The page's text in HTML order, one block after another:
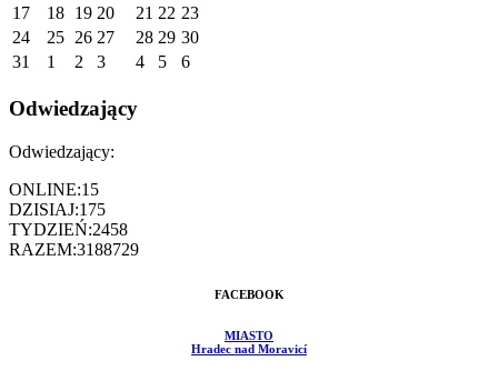
17
18 19 20 21 22 23
24
25 26 27 28 29 30
31
1 2 3 4 5 6
Odwiedzający
Odwiedzający:
ONLINE:15
DZISIAJ:175
TYDZIEŃ:2458
RAZEM:3188729
FACEBOOK
MIASTO
Hradec nad Moravicí